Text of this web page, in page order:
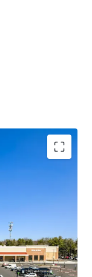
Lineup
Mixed-Use
of Development